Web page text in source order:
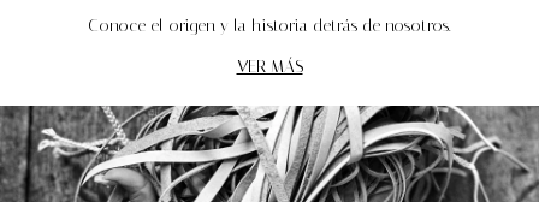
Conoce el origen y la historia detrás de nosotros.
VER MÁS